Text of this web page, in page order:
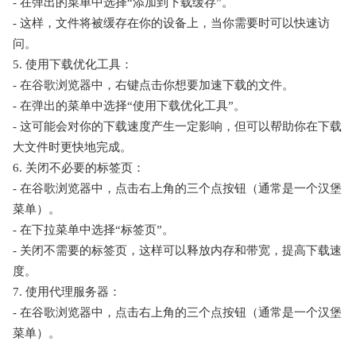
- 在弹出的菜单中选择“添加到下载缓存”。
- 这样，文件将被缓存在你的设备上，当你需要时可以快速访
问。
5. 使用下载优化工具：
- 在谷歌浏览器中，右键点击你想要加速下载的文件。
- 在弹出的菜单中选择“使用下载优化工具”。
- 这可能会对你的下载速度产生一定影响，但可以帮助你在下载
大文件时更快地完成。
6. 关闭不必要的标签页：
- 在谷歌浏览器中，点击右上角的三个点按钮（通常是一个汉堡
菜单）。
- 在下拉菜单中选择“标签页”。
- 关闭不需要的标签页，这样可以释放内存和带宽，提高下载速
度。
7. 使用代理服务器：
- 在谷歌浏览器中，点击右上角的三个点按钮（通常是一个汉堡
菜单）。